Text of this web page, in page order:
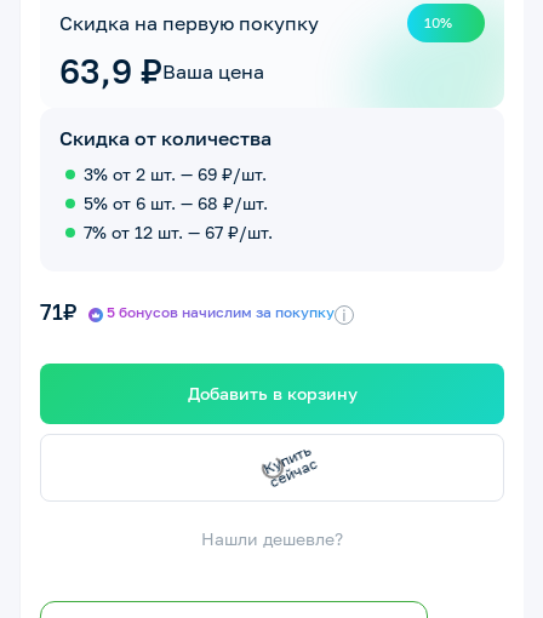
Скидка на первую покупку 10%
63,9 ₽Ваша цена
Скидка от количества
3% от 2 шт. — 69 ₽/шт.
5% от 6 шт. — 68 ₽/шт.
7% от 12 шт. — 67 ₽/шт.
71₽ 5 бонусов начислим за покупку i
Добавить в корзину
К
у
п
и
т
ь
с
е
й
ч
а
с
Нашли дешевле?